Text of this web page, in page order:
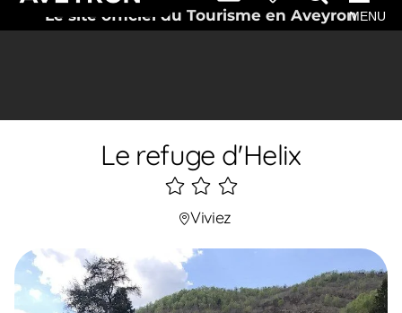
Le site officiel du Tourisme en AveyronMENU
Le refuge d'Helix
3
étoiles
Viviez